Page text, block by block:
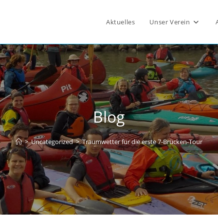
Aktuelles Unser Verein
Blog
> Uncategorized > Traumwetter für die erste 7-Brücken-Tour